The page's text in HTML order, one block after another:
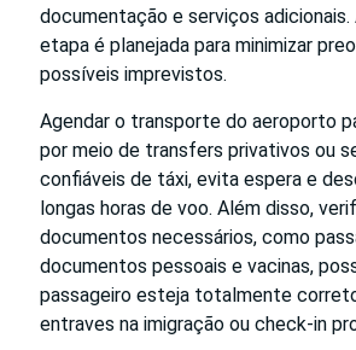
documentação e serviços adicionais.
etapa é planejada para minimizar
possíveis imprevistos.
Agendar o transporte do aeroporto
por meio de transfers privativos ou
confiáveis de táxi, evita espera e
longas horas de voo. Além disso,
documentos necessários, como
documentos pessoais e vacinas,
passageiro esteja totalmente
entraves na imigração ou check-in